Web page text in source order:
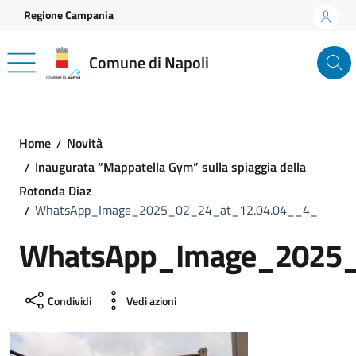
Vai ai contenuti
Vai al footer
Regione Campania
Comune di Napoli
Home
Novità
Inaugurata “Mappatella Gym” sulla spiaggia della
Rotonda Diaz
WhatsApp_Image_2025_02_24_at_12.04.04__4_
Condividi Vedi azioni